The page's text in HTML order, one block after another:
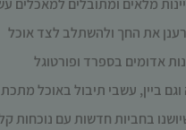
מלאים ומתובלים למאכלים
את החך ולהשתלב לצד אוכל
אדומים בספרד ופורטוגל
ביין, עשבי תיבול באוכל
בחביות חדשות עם נוכחות